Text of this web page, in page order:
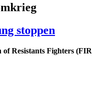
stoppen
Resistants Fighters